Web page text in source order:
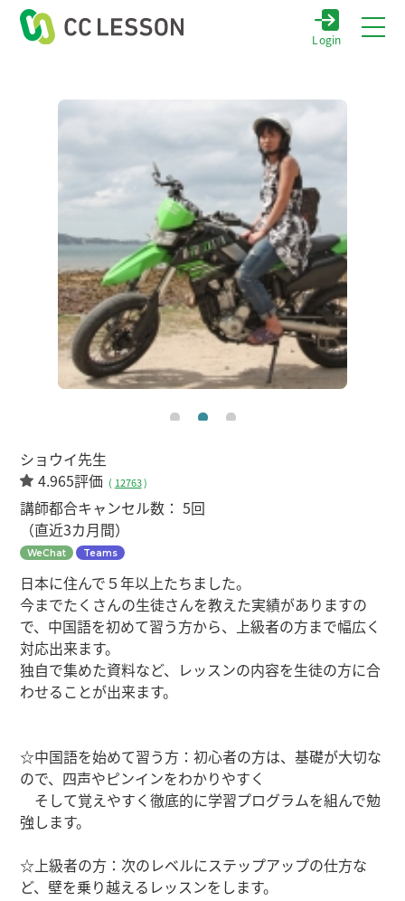
Login
ショウイ先生
4.965評価 ( 12763)
講師都合キャンセル数：5回
（直近3カ月間）
WeChat Teams
日本に住んで５年以上たちました。
今までたくさんの生徒さんを教えた実績がありますの
で、中国語を初めて習う方から、上級者の方まで幅広く
対応出来ます。
独自で集めた資料など、レッスンの内容を生徒の方に合
わせることが出来ます。
☆中国語を始めて習う方：初心者の方は、基礎が大切な
ので、四声やピンインをわかりやすく
そして覚えやすく徹底的に学習プログラムを組んで勉
強します。
☆上級者の方：次のレベルにステップアップの仕方な
ど、壁を乗り越えるレッスンをします。